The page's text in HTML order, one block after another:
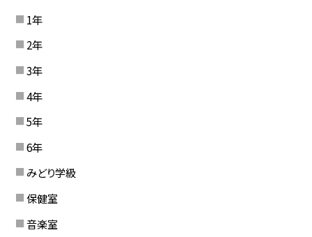
1年
2年
3年
4年
5年
6年
みどり学級
保健室
音楽室